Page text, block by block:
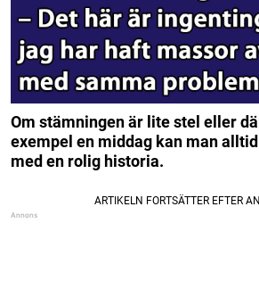
Om stämningen är lite stel eller
exempel en middag kan man
med en rolig historia.